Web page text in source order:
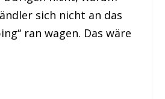
sich nicht an das
ran wagen. Das wäre